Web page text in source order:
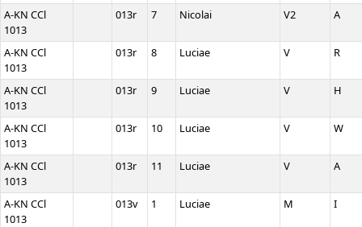
A-KN CCl
1013
013r 7 Nicolai V2 A
A-KN CCl
1013
013r 8 Luciae V R
A-KN CCl
1013
013r 9 Luciae V H
A-KN CCl
1013
013r 10 Luciae V W
A-KN CCl
1013
013r 11 Luciae V A
A-KN CCl
1013
013v 1 Luciae M I